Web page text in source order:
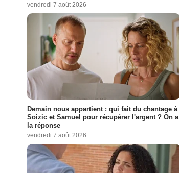
vendredi 7 août 2026
Demain nous appartient : qui fait du chantage à
Soizic et Samuel pour récupérer l'argent ? On a
la réponse
vendredi 7 août 2026